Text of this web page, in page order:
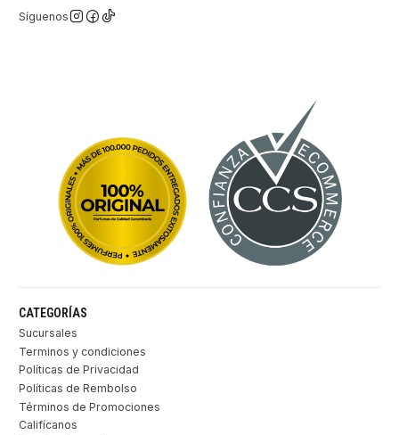
Síguenos
CATEGORÍAS
Sucursales
Terminos y condiciones
Políticas de Privacidad
Políticas de Rembolso
Términos de Promociones
Califícanos